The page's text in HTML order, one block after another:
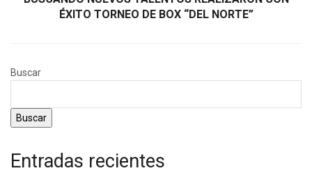
ÉXITO TORNEO DE BOX “DEL NORTE”
Buscar
Buscar
Entradas recientes